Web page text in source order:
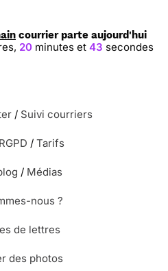
courrier parte aujourd'hui
20 minutes et 42 secondes
/ Suivi courriers
/ Tarifs
/ Médias
nous ?
de lettres
des photos